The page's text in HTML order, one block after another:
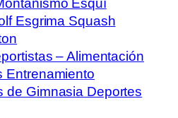
Esgrima Squash
– Alimentación
Entrenamiento
de Gimnasia Deportes